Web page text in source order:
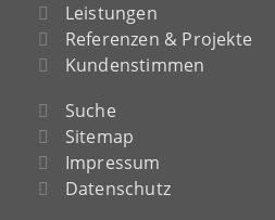
Leistungen
Referenzen & Projekte
Kundenstimmen
Suche
Sitemap
Impressum
Datenschutz